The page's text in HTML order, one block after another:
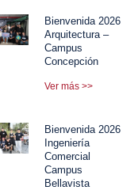
Bienvenida 2026
Arquitectura –
Campus
Concepción
Ver más >>
Bienvenida 2026
Ingeniería
Comercial
Campus
Bellavista